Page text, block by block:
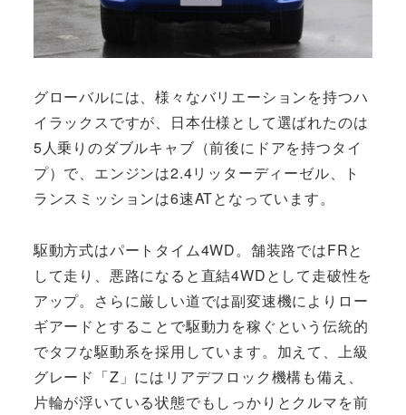
グローバルには、様々なバリエーションを持つハ
イラックスですが、日本仕様として選ばれたのは
5人乗りのダブルキャブ（前後にドアを持つタイ
プ）で、エンジンは2.4リッターディーゼル、ト
ランスミッションは6速ATとなっています。
駆動方式はパートタイム4WD。舗装路ではFRと
して走り、悪路になると直結4WDとして走破性を
アップ。さらに厳しい道では副変速機によりロー
ギアードとすることで駆動力を稼ぐという伝統的
でタフな駆動系を採用しています。加えて、上級
グレード「Z」にはリアデフロック機構も備え、
片輪が浮いている状態でもしっかりとクルマを前